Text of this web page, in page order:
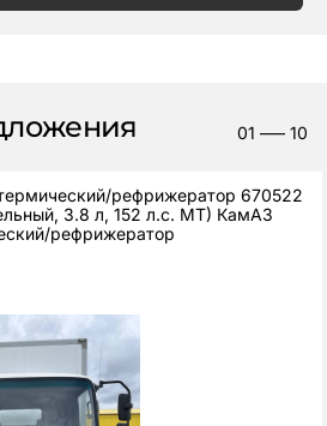
01 —– 10
рефрижератор 670522
3.8 л, 152 л.с. МТ) КамАЗ
рефрижератор